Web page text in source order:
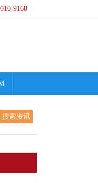
9168